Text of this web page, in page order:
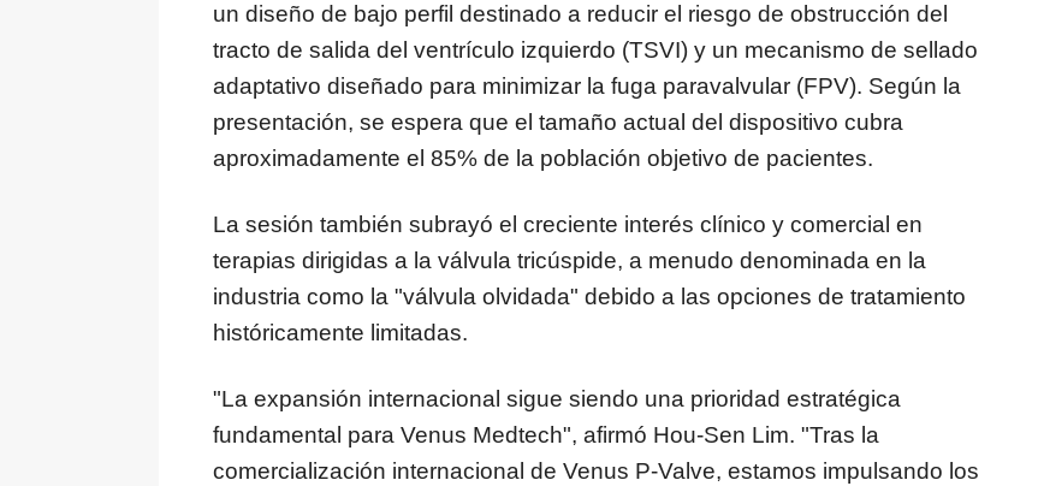
un diseño de bajo perfil destinado a reducir el riesgo de obstrucción del
tracto de salida del ventrículo izquierdo (TSVI) y un mecanismo de sellado
adaptativo diseñado para minimizar la fuga paravalvular (FPV). Según la
presentación, se espera que el tamaño actual del dispositivo cubra
aproximadamente el 85% de la población objetivo de pacientes.
La sesión también subrayó el creciente interés clínico y comercial en
terapias dirigidas a la válvula tricúspide, a menudo denominada en la
industria como la "válvula olvidada" debido a las opciones de tratamiento
históricamente limitadas.
"La expansión internacional sigue siendo una prioridad estratégica
fundamental para Venus Medtech", afirmó Hou-Sen Lim. "Tras la
comercialización internacional de Venus P-Valve, estamos impulsando los